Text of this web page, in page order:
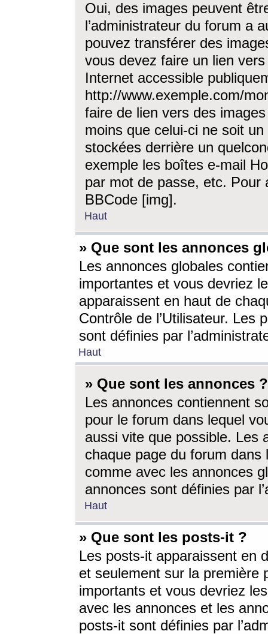
Oui, des images peuvent
l’administrateur du forum a
pouvez transférer des
vous devez faire un lien
Internet accessible
http://www.exemple.com/
faire de lien vers des
moins que celui-ci ne soit
stockées derrière un
exemple les boîtes e-mail
par mot de passe, etc. Pour
BBCode [img].
Haut
» Que sont les annonces
Les annonces globales
importantes et vous devriez
apparaissent en haut de
Contrôle de l’Utilisateur. Les
sont définies par
Haut
» Que sont les annonces ?
Les annonces contiennent
pour le forum dans lequel
aussi vite que possible. Les
chaque page du forum dans
comme avec les annonces
annonces sont définies par
Haut
» Que sont les posts-it ?
Les posts-it apparaissent en
et seulement sur la première
importants et vous devriez
avec les annonces et les
posts-it sont définies par